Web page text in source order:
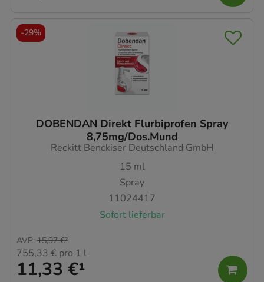
DOBENDAN Direkt Flurbiprofen Spray
8,75mg/Dos.Mund
Reckitt Benckiser Deutschland GmbH
15 ml
Spray
11024417
Sofort lieferbar
11,33 €¹
AVP: 15,97 €²
755,33 € pro 1 l
-29%